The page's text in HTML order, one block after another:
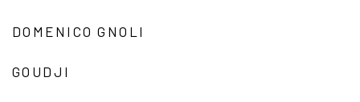
DOMENICO GNOLI
GOUDJI